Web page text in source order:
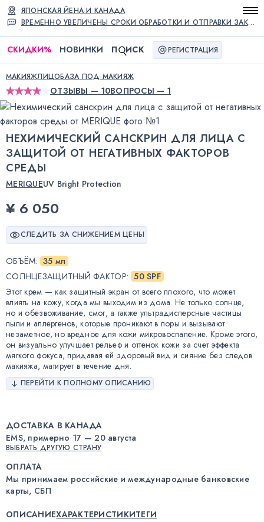
ВРЕМЕННО УВЕЛИЧЕНЫ СРОКИ ОБРАБОТКИ И ОТПРАВКИ ЗАКАЗОВ
ЯПОНСКАЯ ЙЕНА И КАНАДА
СКИДКИ% НОВИНКИ П ИСК РЕГИСТРАЦИЯ
МАКИЯЖЛИЦОБАЗА ПОД МАКИЯЖ
ОТЗЫВЫ — 10ВОПРОСЫ — 1
НЕХИМИЧЕСКИЙ САНСКРИН ДЛЯ ЛИЦА С
ЗАЩИТОЙ ОТ НЕГАТИВНЫХ ФАКТОРОВ
СРЕДЫ
MERIQUEUV Bright Protection
¥ 6 050
СЛЕДИТЬ ЗА СНИЖЕНИЕМ ЦЕНЫ
ОБЪЁМ: 35 мл
СОЛНЦЕЗАЩИТНЫЙ ФАКТОР: 50 SPF
Этот крем — как защитный экран от всего плохого, что может
влиять на кожу, когда мы выходим из дома. Не только солнце,
но и обезвоживание, смог, а также ультрадисперсные частицы
пыли и аллергенов, которые проникают в поры и вызывают
незаметное, но вредное для кожи микровоспаление. Кроме этого,
он визуально улучшает рельеф и оттенок кожи за счет эффекта
мягкого фокуса, придавая ей здоровый вид и сияние без следов
макияжа, матирует в течение дня.
ПЕРЕЙТИ К ПОЛНОМУ ОПИСАНИЮ
ДОСТАВКА В КАНАДА
EMS, примерно 17 — 20 августа
ВЫБРАТЬ ДРУГУЮ СТРАНУ
ОПЛАТА
Мы принимаем российские и международные банковские
карты, СБП
ОПИСАНИЕХАРАКТЕРИСТИКИТЕГИ